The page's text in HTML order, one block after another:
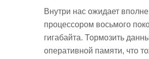
Внутри нас ожидает
процессором восьмого
гигабайта. Тормозить
оперативной памяти, что